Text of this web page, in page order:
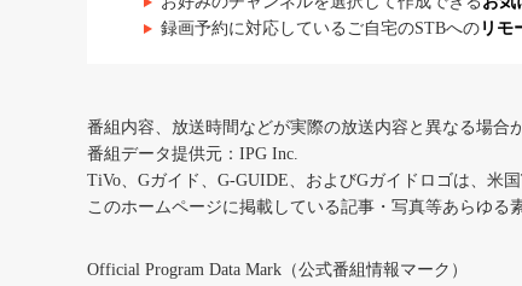
録画予約に対応しているご自宅のSTBへの リモ
番組内容、放送時間などが実際の放送内容と異なる場合
番組データ提供元：IPG Inc.
TiVo、Gガイド、G-GUIDE、およびGガイドロゴは、米
このホームページに掲載している記事・写真等あらゆる
Official Program Data Mark（公式番組情報マーク）